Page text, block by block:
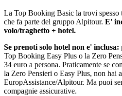
La Top Booking Basic la trovi
che fa parte del gruppo Alpitour. E'
volo/traghetto + hotel.
Se prenoti solo hotel non e' inclusa:
Top Booking Easy Plus o la Zero
34 euro a persona. Praticamente se
la Zero Pensieri o Easy Plus, non hai
EuropAssistance/Alpitour. Ma puoi
compagnie assicurative.